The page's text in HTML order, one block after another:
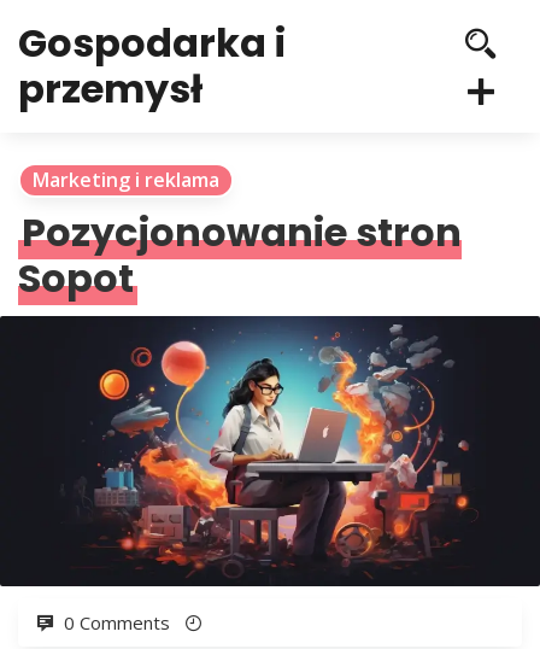
Gospodarka i
przemysł
Marketing i reklama
Pozycjonowanie stron
Sopot
0 Comments